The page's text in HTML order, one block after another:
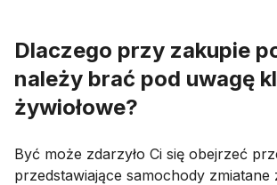
Dlaczego przy zakupie
należy brać pod uwagę
żywiołowe?
Być może zdarzyło Ci się obejrzeć
przedstawiające samochody